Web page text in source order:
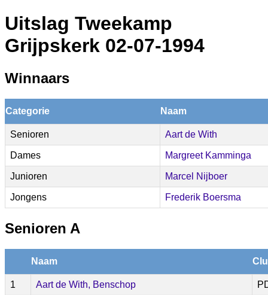
Uitslag Tweekamp
Grijpskerk 02-07-1994
Winnaars
Categorie Naam
Senioren Aart de With
Dames Margreet Kamminga
Junioren Marcel Nijboer
Jongens Frederik Boersma
Senioren A
Naam
1 Aart de With, Benschop